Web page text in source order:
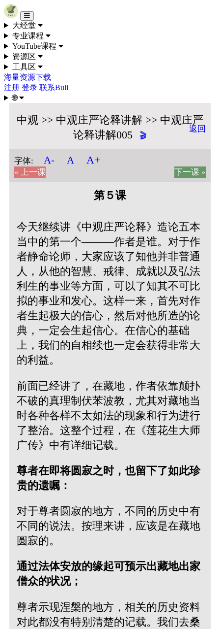
Skip to content
大经堂
专业课程
YouTube课程
资源区
工具区
海量资源下载
注册 登录 联系Buli
🌐
中观 >> 中观庄严论释讲解 >> 中观庄严
论释讲解005
🎬
返回
字体: A- A A+
« 上一课 下一课 »
第５课
今天继续讲《中观庄严论释》造论五本
当中的第一个———作者是谁。对于作
者静命论师，大家应该了知他并非普通
人，从他的智慧、戒律、成就以及弘法
利生的事业等方面，可以了知其不可比
拟的事业和发心。这样一来，首先对作
者生起极大的信心，然后对他所造的论
典，一定会生起信心。在信心的基础
上，我们的自相续也一定会获得非常大
的利益。
前面已经讲了，在藏地，作者依靠颠扑
不破的真理制伏苯波教，尤其对藏地当
时各种各样不太如法的现象和行为进行
了整治。这整个过程，在《莲花生大师
广传》中有详细记载。
尊者在即将圆寂之时，也留下了如此珍
贵的遗嘱：
对于尊者圆寂的地方，不同的历史中有
不同的说法。按理来讲，应该是在藏地
圆寂的。
通过法体安放的缘起可预示出藏地出家
僧众的状况；
尊者示现涅槃的地方，相关的历史资料
对此都没有特别清楚的记载。我们去桑